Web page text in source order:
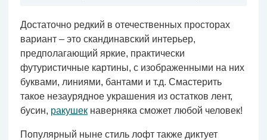
Достаточно редкий в отечественных просторах
вариант – это скандинавский интерьер,
предполагающий яркие, практически
футуристичные картины, с изображенными на них
буквами, линиями, бантами и т.д. Смастерить
такое незаурядное украшения из остатков лент,
бусин, ракушек наверняка сможет любой человек!
Популярный ныне стиль лофт также диктует